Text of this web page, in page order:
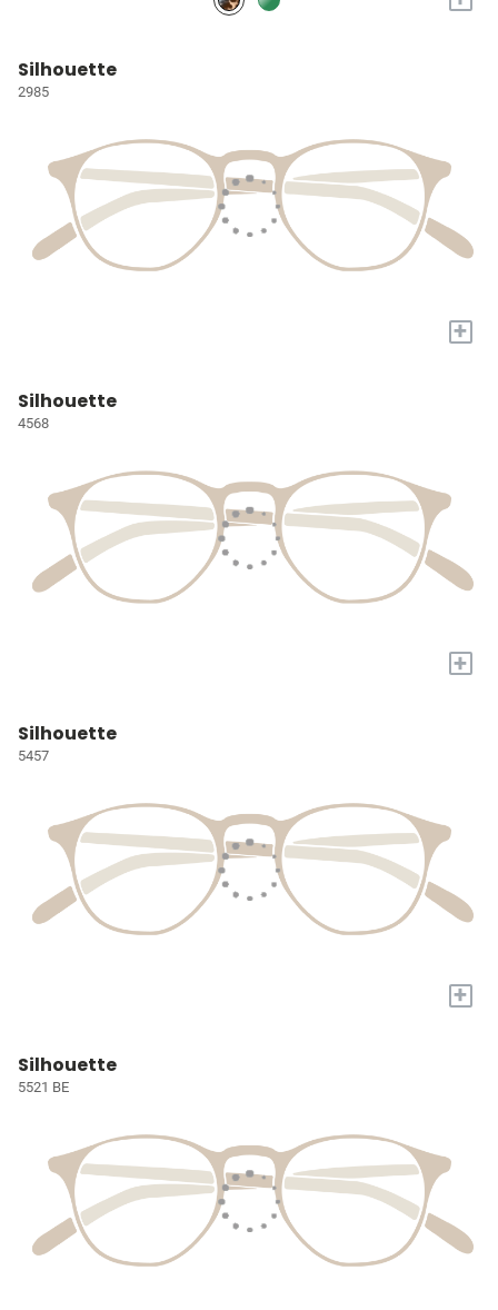
Silhouette
2985
+
Silhouette
4568
+
Silhouette
5457
+
Silhouette
5521 BE